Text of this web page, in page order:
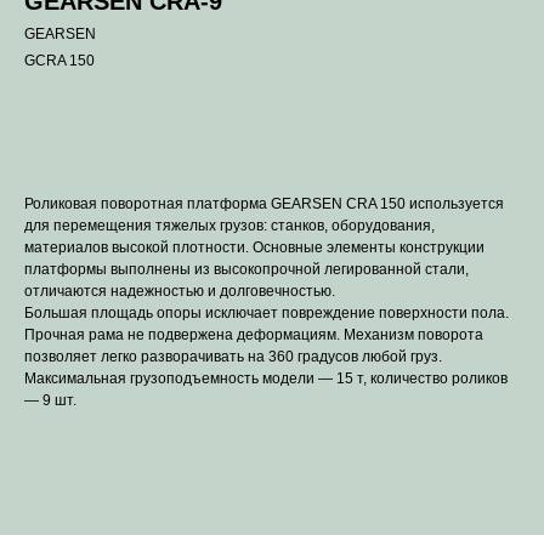
GEARSEN
GCRA 150
Роликовая поворотная платформа GEARSEN CRA 150 используется
для перемещения тяжелых грузов: станков, оборудования,
материалов высокой плотности. Основные элементы конструкции
платформы выполнены из высокопрочной легированной стали,
отличаются надежностью и долговечностью.
Большая площадь опоры исключает повреждение поверхности пола.
Прочная рама не подвержена деформациям. Механизм поворота
позволяет легко разворачивать на 360 градусов любой груз.
Максимальная грузоподъемность модели — 15 т, количество роликов
— 9 шт.